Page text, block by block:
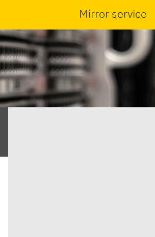
Mirror service